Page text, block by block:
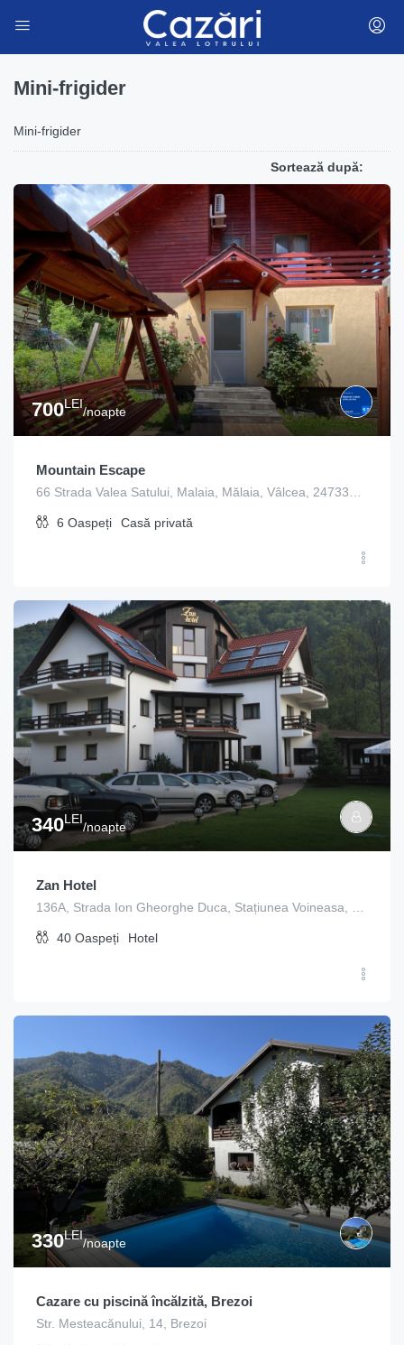
Mini-frigider
Mini-frigider
Sortează după:
700LEI
/noapte
Mountain Escape
6 Oaspeți Casă privată
340LEI
/noapte
Zan Hotel
136A, Strada Ion Gheorghe Duca, Stațiunea Voineasa, Voineasa, Vâlcea, 247752, Romania
40 Oaspeți Hotel
330LEI
/noapte
Cazare cu piscină încălzită, Brezoi
Str. Mesteacănului, 14, Brezoi